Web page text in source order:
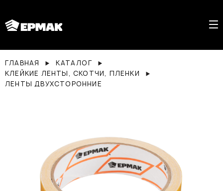
ГЛАВНАЯ
КАТАЛОГ
КЛЕЙКИЕ ЛЕНТЫ, СКОТЧИ, ПЛЕНКИ
ЛЕНТЫ ДВУХСТОРОННИЕ